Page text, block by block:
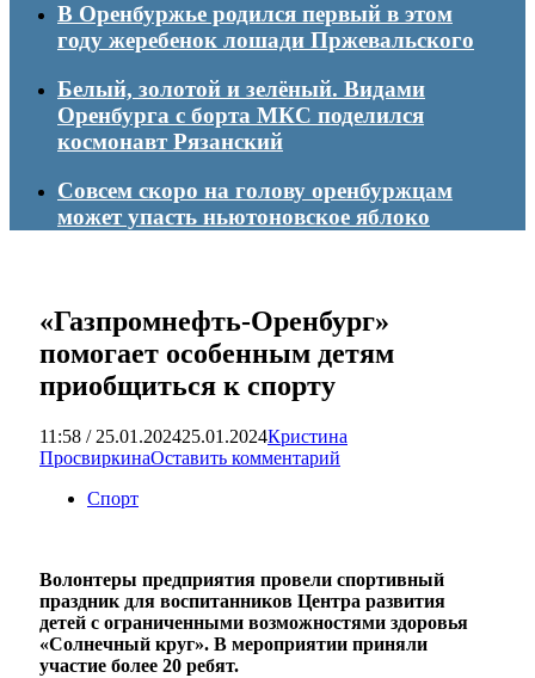
В Оренбуржье родился первый в этом
году жеребенок лошади Пржевальского
Белый, золотой и зелёный. Видами
Оренбурга с борта МКС поделился
космонавт Рязанский
Совсем скоро на голову оренбуржцам
может упасть ньютоновское яблоко
«Газпромнефть-Оренбург»
помогает особенным детям
приобщиться к спорту
11:58 / 25.01.202425.01.2024Кристина
ПросвиркинаОставить комментарий
Спорт
Волонтеры предприятия провели спортивный
праздник для воспитанников Центра развития
детей с ограниченными возможностями здоровья
«Солнечный круг». В мероприятии приняли
участие более 20 ребят.